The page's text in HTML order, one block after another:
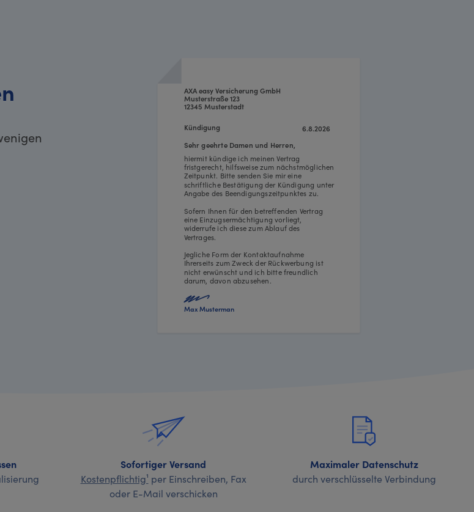
6.8.2026
AXA easy Versicherung GmbH
Musterstraße 123
12345 Musterstadt
hiermit kündige ich meinen Vertrag
fristgerecht, hilfsweise zum nächstmöglichen
Zeitpunkt. Bitte senden Sie mir eine
schriftliche Bestätigung der Kündigung unter
Angabe des Beendigungszeitpunktes zu.
Sofern Ihnen für den betreffenden Vertrag
eine Einzugsermächtigung vorliegt,
widerrufe ich diese zum Ablauf des
Vertrages.
Jegliche Form der Kontaktaufnahme
Ihrerseits zum Zweck der Rückwerbung ist
nicht erwünscht und ich bitte freundlich
darum, davon abzusehen.
Sehr geehrte Damen und Herren,
Kündigung
Max Musterman
Sofortiger Versand
Kostenpflichtig¹ per Einschreiben, Fax
oder E-Mail verschicken
Maximaler Datenschutz
durch verschlüsselte Verbindung